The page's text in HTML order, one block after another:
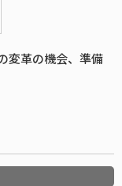
変革の機会、準備